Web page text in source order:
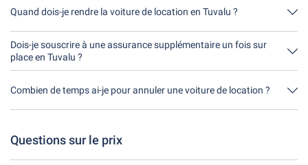
Quand dois-je rendre la voiture de location en Tuvalu ?
En principe, tu peux rendre la voiture de location à n'importe quel
moment de la journée. Il est seulement important que tu ne
rendes pas la voiture de location plus tard que le délai indiqué
lors de la réservation.
Dois-je souscrire à une assurance supplémentaire un fois sur
place en Tuvalu ?
Réserve de préférence l'assurance casco complète sans franchise
une autre assurance sur place.
Combien de temps ai-je pour annuler une voiture de location ?
Tu as jusqu'à 24 heures avant la location pour annuler, pendant
Questions sur le prix